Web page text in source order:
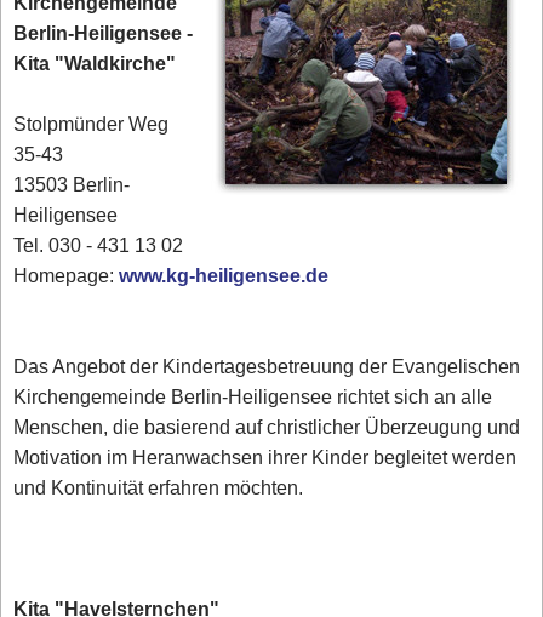
Berlin-Heiligensee -
Kita "Waldkirche"
Stolpmünder Weg
35-43
13503 Berlin-
Heiligensee
Tel. 030 - 431 13 02‎
Homepage:www.kg-heiligensee.de
Das Angebot der Kindertagesbetreuung der Evangelischen
Kirchengemeinde Berlin-Heiligensee richtet sich an alle
Menschen, die basierend auf christlicher Überzeugung und
Motivation im Heranwachsen ihrer Kinder begleitet werden
und Kontinuität erfahren möchten.
Kita "Havelsternchen"